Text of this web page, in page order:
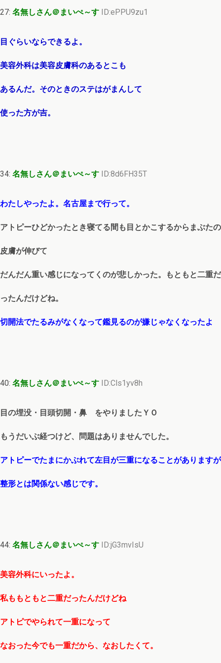
27: 名無しさん＠まいぺ～す ID:ePPU9zu1
目ぐらいならできるよ。
美容外科は美容皮膚科のあるとこも
あるんだ。そのときのステはがまんして
使った方が吉。
34: 名無しさん＠まいぺ～す ID:8d6FH35T
わたしやったよ。名古屋まで行って。
アトピーひどかったとき寝てる間も目とかこするからまぶたの
皮膚が伸びて
だんだん重い感じになってくのが悲しかった。もともと二重だ
ったんだけどね。
切開法でたるみがなくなって鑑見るのが嫌じゃなくなったよ
40: 名無しさん＠まいぺ～す ID:Cls1yv8h
目の埋没・目頭切開・鼻 をやりましたＹＯ
もうだいぶ経つけど、問題はありませんでした。
アトピーでたまにかぶれて左目が三重になることがありますが
整形とは関係ない感じです。
44: 名無しさん＠まいぺ～す ID:jG3mvIsU
美容外科にいったよ。
私ももともと二重だったんだけどね
アトピでやられて一重になって
なおった今でも一重だから、なおしたくて。